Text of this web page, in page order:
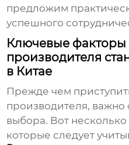
предложим
успешного
Ключевые
производителя
в Китае
Прежде чем
производителя,
выбора. Вот
которые следует